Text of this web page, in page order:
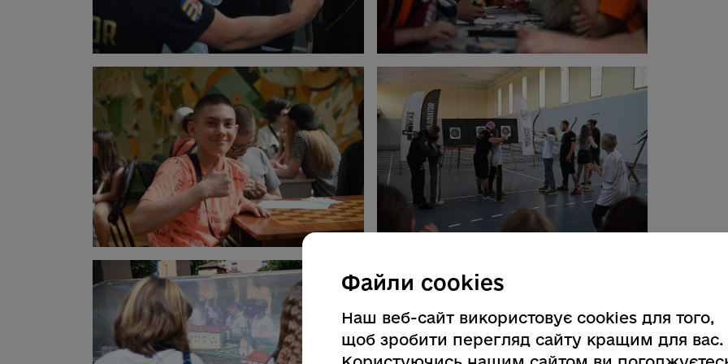
Файли cookies
Наш веб-сайт використовує cookies для того,
щоб зробити перегляд сайту кращим для вас.